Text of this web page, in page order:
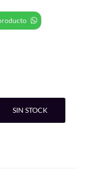
SIN STOCK